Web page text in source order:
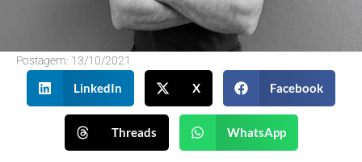
Postagem: 13/10/2021
LinkedIn X Facebook
Threads WhatsApp